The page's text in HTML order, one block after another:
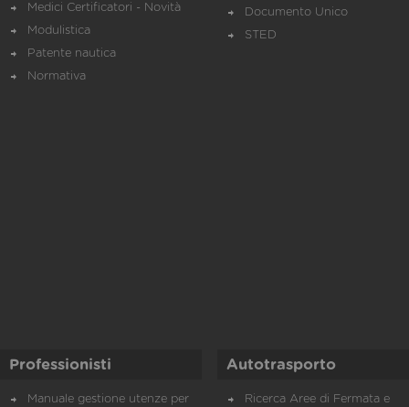
Medici Certificatori - Novità
Modulistica
Patente nautica
Normativa
Documento Unico
STED
Professionisti
Manuale gestione utenze per
Autotrasporto
Ricerca Aree di Fermata e